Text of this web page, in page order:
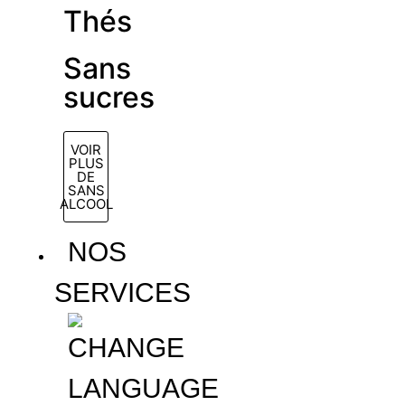
Thés
Sans
sucres
VOIR
PLUS
DE
SANS
ALCOOL
NOS
SERVICES